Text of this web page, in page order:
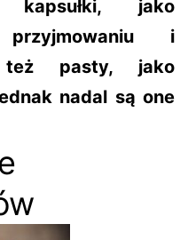
kapsułki, jako
i
też pasty, jako
nadal są one